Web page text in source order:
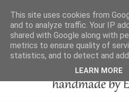
This site uses cookies from
and to analyze traffic. Your IP
shared with Google along with
metrics to ensure quality of
statistics, and to detect and
LEARN MORE